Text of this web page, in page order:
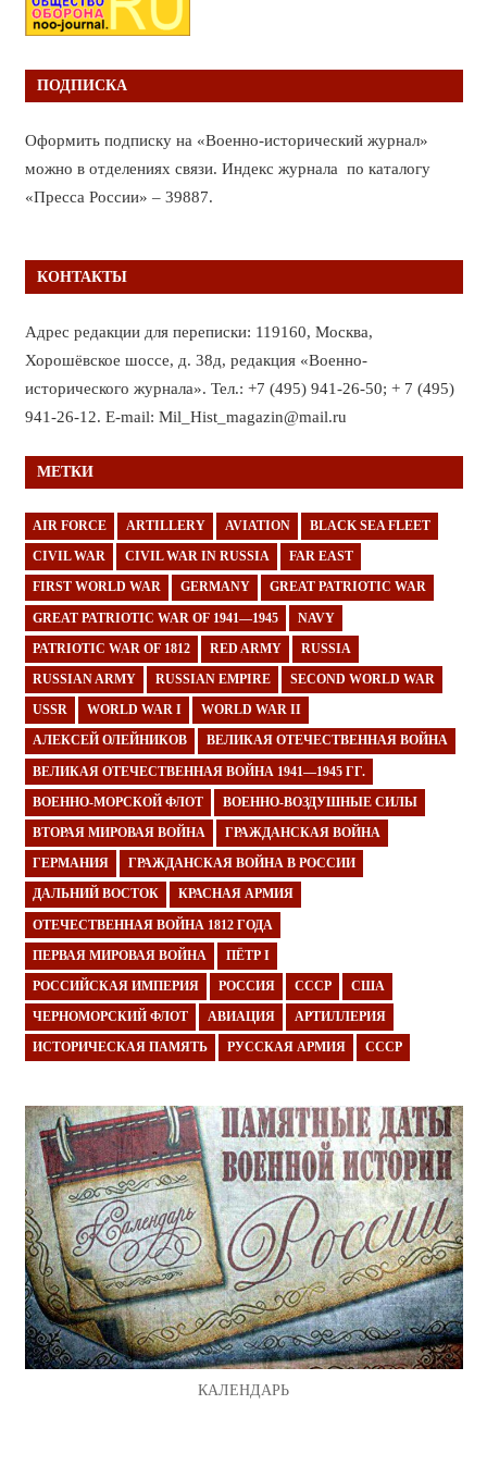
ПОДПИСКА
Оформить подписку на «Военно-исторический журнал»
можно в отделениях связи. Индекс журнала по каталогу
«Пресса России» – 39887.
КОНТАКТЫ
Адрес редакции для переписки: 119160, Москва,
Хорошёвское шоссе, д. 38д, редакция «Военно-
исторического журнала». Тел.: +7 (495) 941-26-50; + 7 (495)
941-26-12. E-mail: Mil_Hist_magazin@mail.ru
МЕТКИ
AIR FORCE ARTILLERY AVIATION BLACK SEA FLEET
CIVIL WAR CIVIL WAR IN RUSSIA FAR EAST
FIRST WORLD WAR GERMANY GREAT PATRIOTIC WAR
GREAT PATRIOTIC WAR OF 1941—1945 NAVY
PATRIOTIC WAR OF 1812 RED ARMY RUSSIA
RUSSIAN ARMY RUSSIAN EMPIRE SECOND WORLD WAR
USSR WORLD WAR I WORLD WAR II
АЛЕКСЕЙ ОЛЕЙНИКОВ ВЕЛИКАЯ ОТЕЧЕСТВЕННАЯ ВОЙНА
ВЕЛИКАЯ ОТЕЧЕСТВЕННАЯ ВОЙНА 1941—1945 ГГ.
ВОЕННО-МОРСКОЙ ФЛОТ ВОЕННО-ВОЗДУШНЫЕ СИЛЫ
ВТОРАЯ МИРОВАЯ ВОЙНА ГРАЖДАНСКАЯ ВОЙНА
ГЕРМАНИЯ ГРАЖДАНСКАЯ ВОЙНА В РОССИИ
ДАЛЬНИЙ ВОСТОК КРАСНАЯ АРМИЯ
ОТЕЧЕСТВЕННАЯ ВОЙНА 1812 ГОДА
ПЕРВАЯ МИРОВАЯ ВОЙНА ПЁТР I
РОССИЙСКАЯ ИМПЕРИЯ РОССИЯ СССР США
ЧЕРНОМОРСКИЙ ФЛОТ АВИАЦИЯ АРТИЛЛЕРИЯ
ИСТОРИЧЕСКАЯ ПАМЯТЬ РУССКАЯ АРМИЯ СССР
КАЛЕНДАРЬ